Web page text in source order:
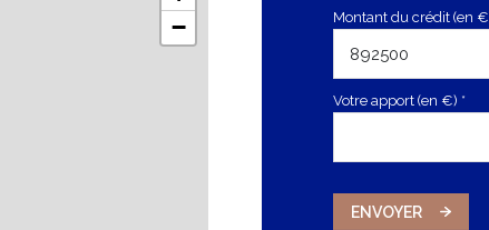
−
Montant du crédit (en
Votre apport (en €) *
ENVOYER